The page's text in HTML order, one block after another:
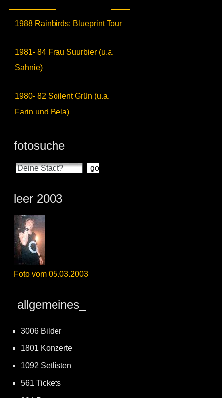
1988 Rainbirds: Blueprint Tour
1981- 84 Frau Suurbier (u.a.
Sahnie)
1980- 82 Soilent Grün (u.a.
Farin und Bela)
fotosuche
leer 2003
Foto vom 05.03.2003
allgemeines_
3006 Bilder
1801 Konzerte
1092 Setlisten
561 Tickets